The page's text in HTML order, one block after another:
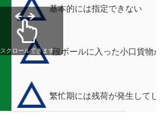
基本的には指定できない
段ボールに入った小口貨物
繁忙期には残荷が発生してし
スクロールできます